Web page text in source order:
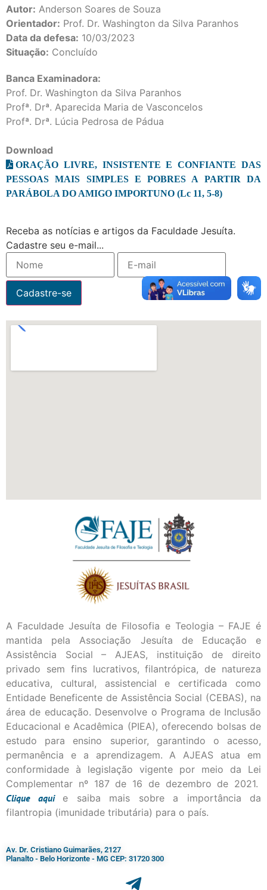
Autor: Anderson Soares de Souza
Orientador: Prof. Dr. Washington da Silva Paranhos
Data da defesa: 10/03/2023
Situação: Concluído
Banca Examinadora:
Prof. Dr. Washington da Silva Paranhos
Profª. Drª. Aparecida Maria de Vasconcelos
Profª. Drª. Lúcia Pedrosa de Pádua
Download
ORAÇÃO LIVRE, INSISTENTE E CONFIANTE DAS
PESSOAS MAIS SIMPLES E POBRES A PARTIR DA
PARÁBOLA DO AMIGO IMPORTUNO (Lc 11, 5-8)
Receba as notícias e artigos da Faculdade Jesuíta.
Cadastre seu e-mail...
A Faculdade Jesuíta de Filosofia e Teologia – FAJE é
mantida pela Associação Jesuíta de Educação e
Assistência Social – AJEAS, instituição de direito
privado sem fins lucrativos, filantrópica, de natureza
educativa, cultural, assistencial e certificada como
Entidade Beneficente de Assistência Social (CEBAS), na
área de educação. Desenvolve o Programa de Inclusão
Educacional e Acadêmica (PIEA), oferecendo bolsas de
estudo para ensino superior, garantindo o acesso,
permanência e a aprendizagem. A AJEAS atua em
conformidade à legislação vigente por meio da Lei
Complementar nº 187 de 16 de dezembro de 2021.
Cliqueaqui
e saiba mais sobre a importância da
filantropia (imunidade tributária) para o país.
Av. Dr. Cristiano Guimarães, 2127
Planalto - Belo Horizonte - MG CEP: 31720 300